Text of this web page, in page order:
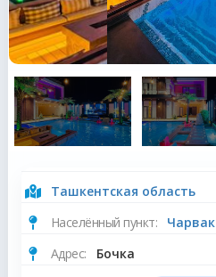
Ташкентская область
Населённый пункт:
Чарвак
Адрес:
Бочка